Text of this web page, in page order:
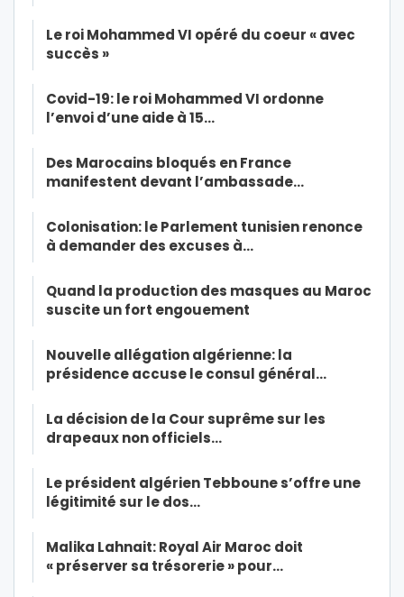
Le roi Mohammed VI opéré du coeur « avec
succès »
Covid-19: le roi Mohammed VI ordonne
l’envoi d’une aide à 15…
Des Marocains bloqués en France
manifestent devant l’ambassade…
Colonisation: le Parlement tunisien renonce
à demander des excuses à…
Quand la production des masques au Maroc
suscite un fort engouement
Nouvelle allégation algérienne: la
présidence accuse le consul général…
La décision de la Cour suprême sur les
drapeaux non officiels…
Le président algérien Tebboune s’offre une
légitimité sur le dos…
Malika Lahnait: Royal Air Maroc doit
« préserver sa trésorerie » pour…